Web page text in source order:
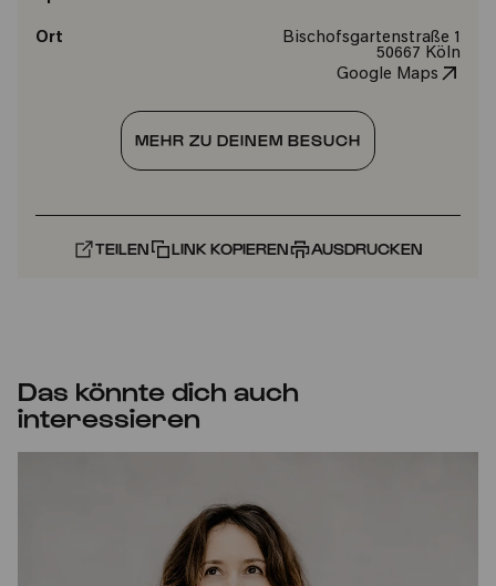
Ort
Bischofsgartenstraße 1
50667 Köln
Google Maps
MEHR ZU DEINEM BESUCH
TEILEN LINK KOPIEREN AUSDRUCKEN
Das könnte dich auch
interessieren